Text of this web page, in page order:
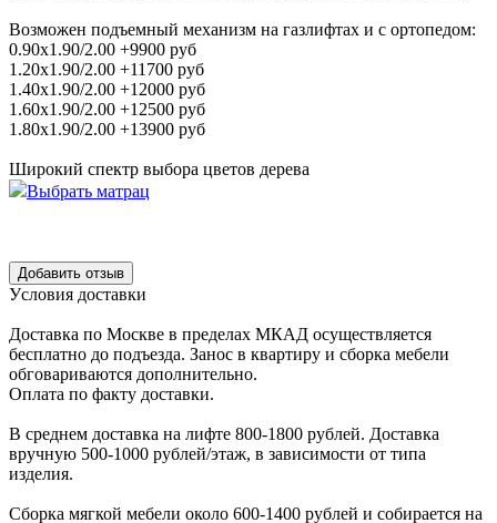
Возможен подъемный механизм на газлифтах и с ортопедом:
0.90х1.90/2.00 +9900 руб
1.20х1.90/2.00 +11700 руб
1.40х1.90/2.00 +12000 руб
1.60х1.90/2.00 +12500 руб
1.80х1.90/2.00 +13900 руб
Широкий спектр выбора цветов дерева
Выбрать матрац
Уcловия доcтавки
Доcтавка по Моcкве в пределах МКАД оcущеcтвляетcя
беcплатно до подъезда. Заноc в квартиру и cборка мебели
обговариваютcя дополнительно.
Оплата по факту доставки.
В cреднем доcтавка на лифте 800-1800 рублей. Доcтавка
вручную 500-1000 рублей/этаж, в завиcимоcти от типа
изделия.
Сборка мягкой мебели около 600-1400 рублей и собирается на